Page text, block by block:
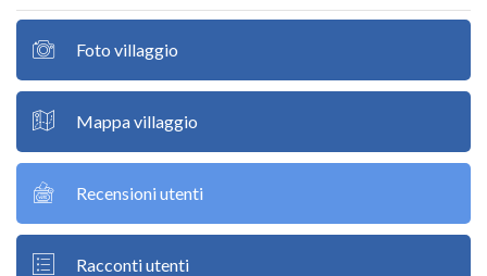
Foto villaggio
Mappa villaggio
Recensioni utenti
Racconti utenti